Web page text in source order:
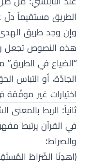
الطريق مستقيماً
وإن وجد طريق
هذه النصوص تجعل
“الضياع في
الجادّة، أو التباس
اختيارات غير موفّقة
ثانياً: الربط
في القرآن يرتبط
والصراط:
﴿اهدِنَا الصِّرَاطَ